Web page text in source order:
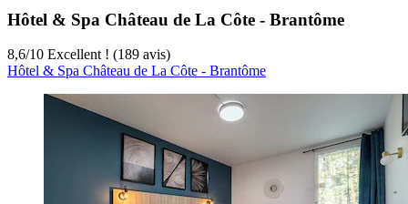
Hôtel & Spa Château de La Côte - Brantôme
8,6/10 Excellent ! (189 avis)
Hôtel & Spa Château de La Côte - Brantôme